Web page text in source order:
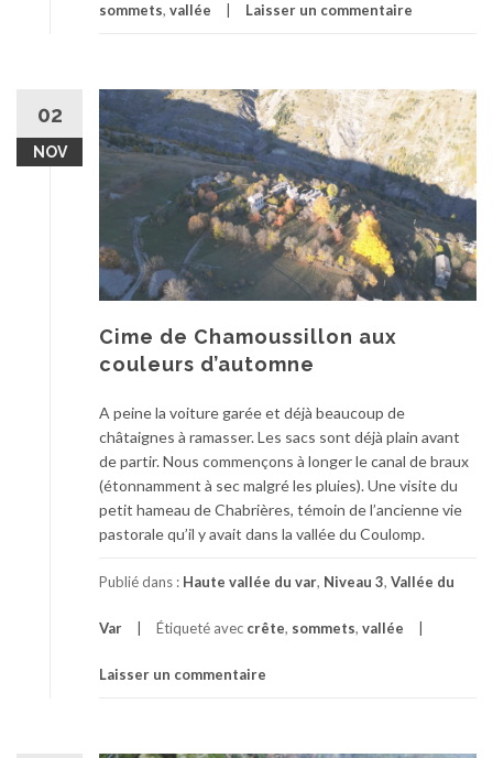
sommets, vallée Laisser un commentaire
02
NOV
Cime de Chamoussillon aux
couleurs d’automne
A peine la voiture garée et déjà beaucoup de
châtaignes à ramasser. Les sacs sont déjà plain avant
de partir. Nous commençons à longer le canal de braux
(étonnamment à sec malgré les pluies). Une visite du
petit hameau de Chabrières, témoin de l’ancienne vie
pastorale qu’il y avait dans la vallée du Coulomp.
Publié dans : Haute vallée du var, Niveau 3, Vallée du
Var Étiqueté avec crête, sommets, vallée
Laisser un commentaire